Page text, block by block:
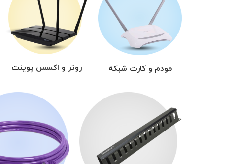
مودم و کارت شبکه روتر و اکسس پوینت